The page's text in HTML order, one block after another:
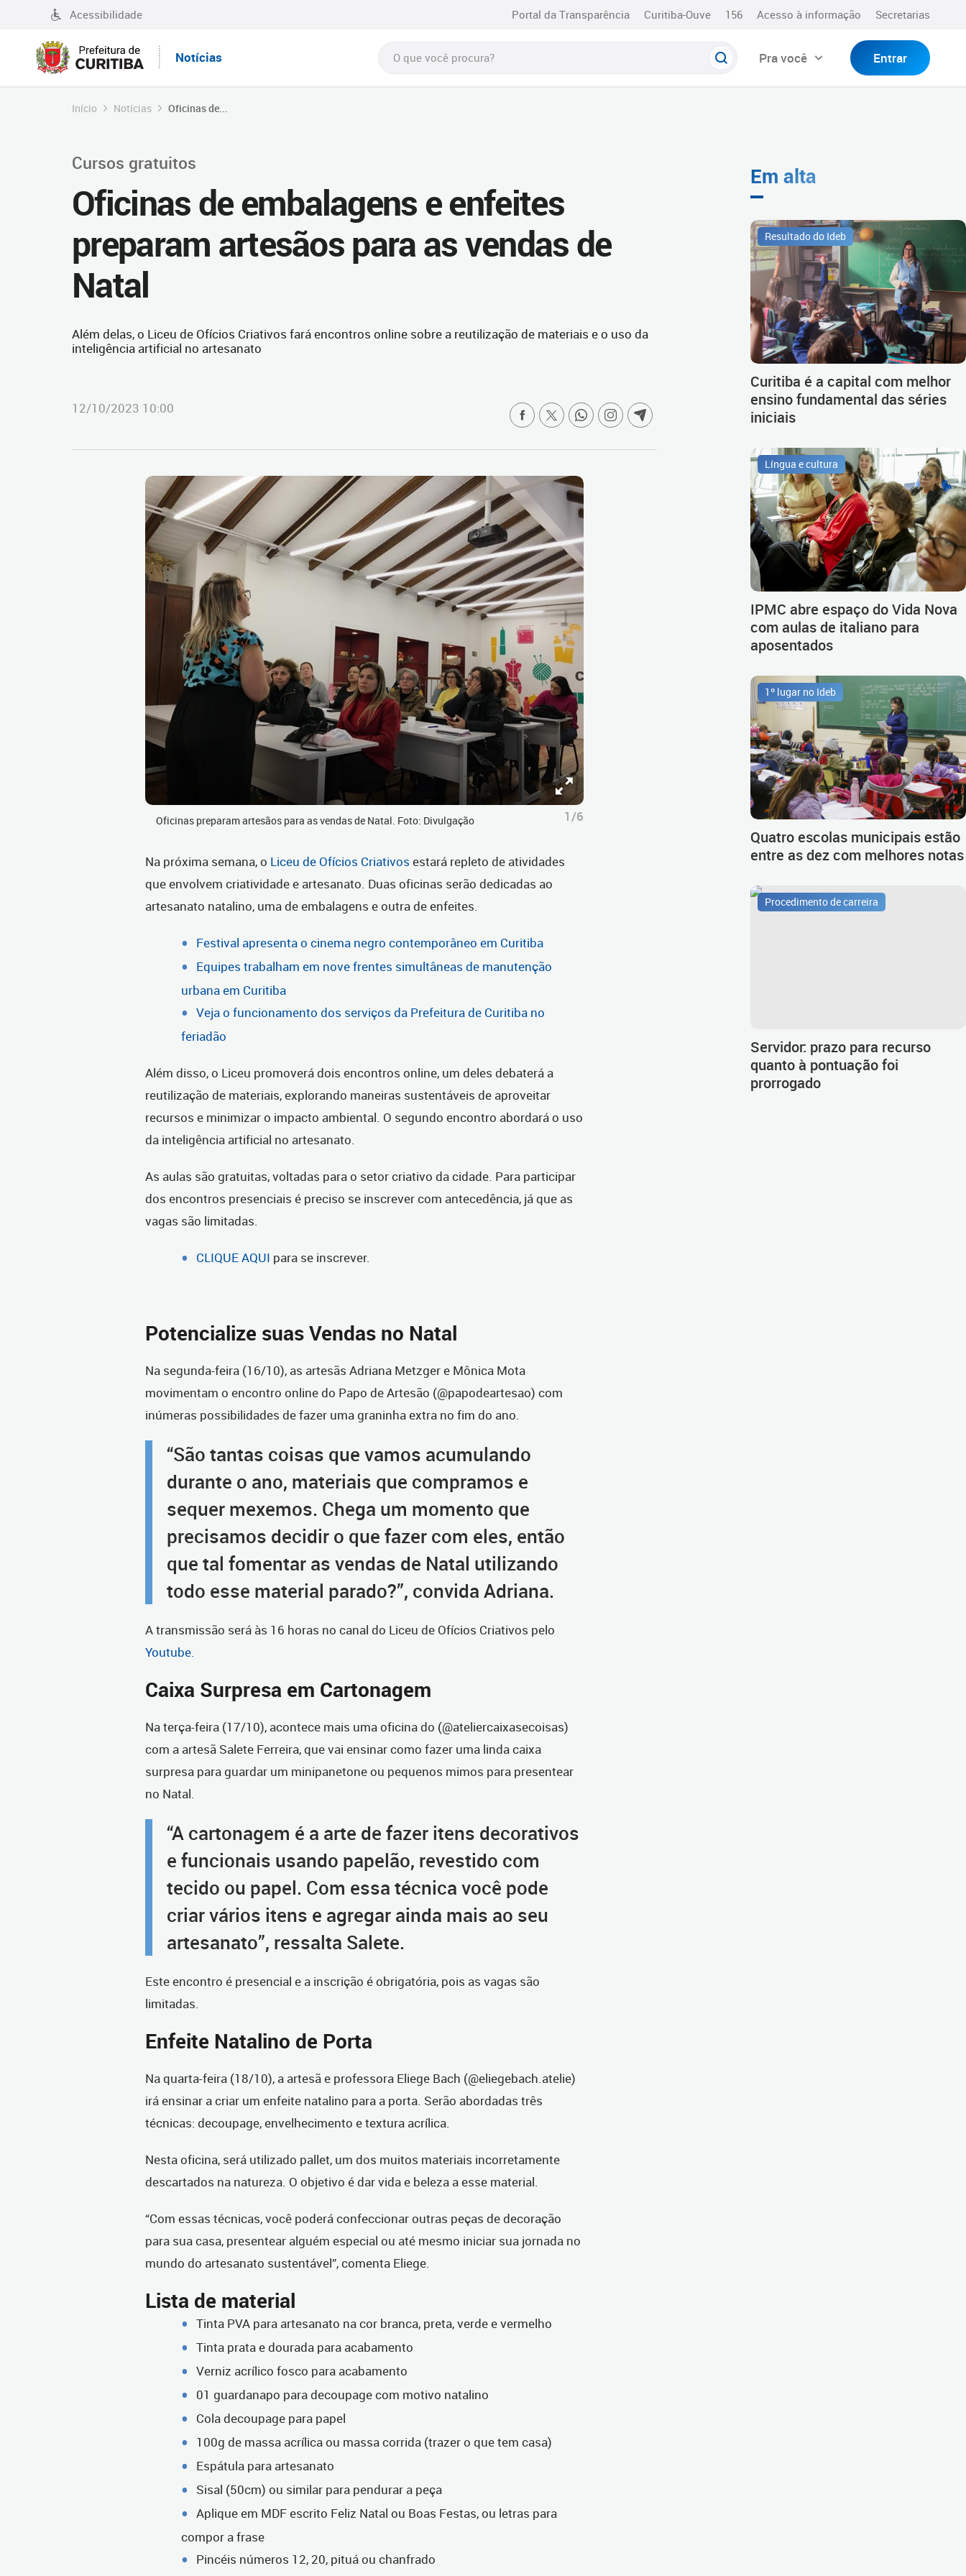
Acessibilidade Portal da Transparência Curitiba-Ouve 156 Acesso à informação Secretarias
Notícias Pra você Entrar
Início Notícias Oficinas de...
Cursos gratuitos
Oficinas de embalagens e enfeites
preparam artesãos para as vendas de
Natal
Além delas, o Liceu de Ofícios Criativos fará encontros online sobre a reutilização de materiais e o uso da
inteligência artificial no artesanato
12/10/2023 10:00
Oficinas preparam artesãos para as vendas de Natal. Foto: Divulgação 1/6
Na próxima semana, o Liceu de Ofícios Criativos estará repleto de atividades
que envolvem criatividade e artesanato. Duas oficinas serão dedicadas ao
artesanato natalino, uma de embalagens e outra de enfeites.
Festival apresenta o cinema negro contemporâneo em Curitiba
Equipes trabalham em nove frentes simultâneas de manutenção
urbana em Curitiba
Veja o funcionamento dos serviços da Prefeitura de Curitiba no
feriadão
Além disso, o Liceu promoverá dois encontros online, um deles debaterá a
reutilização de materiais, explorando maneiras sustentáveis de aproveitar
recursos e minimizar o impacto ambiental. O segundo encontro abordará o uso
da inteligência artificial no artesanato.
As aulas são gratuitas, voltadas para o setor criativo da cidade. Para participar
dos encontros presenciais é preciso se inscrever com antecedência, já que as
vagas são limitadas.
CLIQUE AQUI para se inscrever.
Potencialize suas Vendas no Natal
Na segunda-feira (16/10), as artesãs Adriana Metzger e Mônica Mota
movimentam o encontro online do Papo de Artesão (@papodeartesao) com
inúmeras possibilidades de fazer uma graninha extra no fim do ano.
“São tantas coisas que vamos acumulando
durante o ano, materiais que compramos e
sequer mexemos. Chega um momento que
precisamos decidir o que fazer com eles, então
que tal fomentar as vendas de Natal utilizando
todo esse material parado?”, convida Adriana.
A transmissão será às 16 horas no canal do Liceu de Ofícios Criativos pelo
Youtube.
Caixa Surpresa em Cartonagem
Na terça-feira (17/10), acontece mais uma oficina do (@ateliercaixasecoisas)
com a artesã Salete Ferreira, que vai ensinar como fazer uma linda caixa
surpresa para guardar um minipanetone ou pequenos mimos para presentear
no Natal.
“A cartonagem é a arte de fazer itens decorativos
e funcionais usando papelão, revestido com
tecido ou papel. Com essa técnica você pode
criar vários itens e agregar ainda mais ao seu
artesanato”, ressalta Salete.
Este encontro é presencial e a inscrição é obrigatória, pois as vagas são
limitadas.
Enfeite Natalino de Porta
Na quarta-feira (18/10), a artesã e professora Eliege Bach (@eliegebach.atelie)
irá ensinar a criar um enfeite natalino para a porta. Serão abordadas três
técnicas: decoupage, envelhecimento e textura acrílica.
Nesta oficina, será utilizado pallet, um dos muitos materiais incorretamente
descartados na natureza. O objetivo é dar vida e beleza a esse material.
“Com essas técnicas, você poderá confeccionar outras peças de decoração
para sua casa, presentear alguém especial ou até mesmo iniciar sua jornada no
mundo do artesanato sustentável”, comenta Eliege.
Lista de material
Tinta PVA para artesanato na cor branca, preta, verde e vermelho
Tinta prata e dourada para acabamento
Verniz acrílico fosco para acabamento
01 guardanapo para decoupage com motivo natalino
Cola decoupage para papel
100g de massa acrílica ou massa corrida (trazer o que tem casa)
Espátula para artesanato
Sisal (50cm) ou similar para pendurar a peça
Aplique em MDF escrito Feliz Natal ou Boas Festas, ou letras para
compor a frase
Pincéis números 12, 20, pituá ou chanfrado
Em alta
Resultado do Ideb
Curitiba é a capital com melhor
ensino fundamental das séries
iniciais
Língua e cultura
IPMC abre espaço do Vida Nova
com aulas de italiano para
aposentados
1º lugar no Ideb
Quatro escolas municipais estão
entre as dez com melhores notas
Procedimento de carreira
Servidor: prazo para recurso
quanto à pontuação foi
prorrogado